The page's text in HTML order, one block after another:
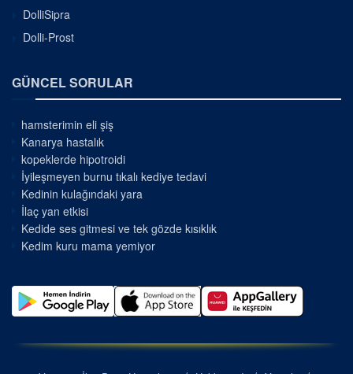
DolliSipra
Dolli-Prost
GÜNCEL SORULAR
hamsterimin eli şiş
Kanarya hastalık
kopeklerde hipotroidi
İyileşmeyen burnu tıkalı kediye tedavi
Kedinin kulağındaki yara
İlaç yan etkisi
Kedide ses gitmesi ve tek gözde kısıklık
Kedim kuru mama yemiyor